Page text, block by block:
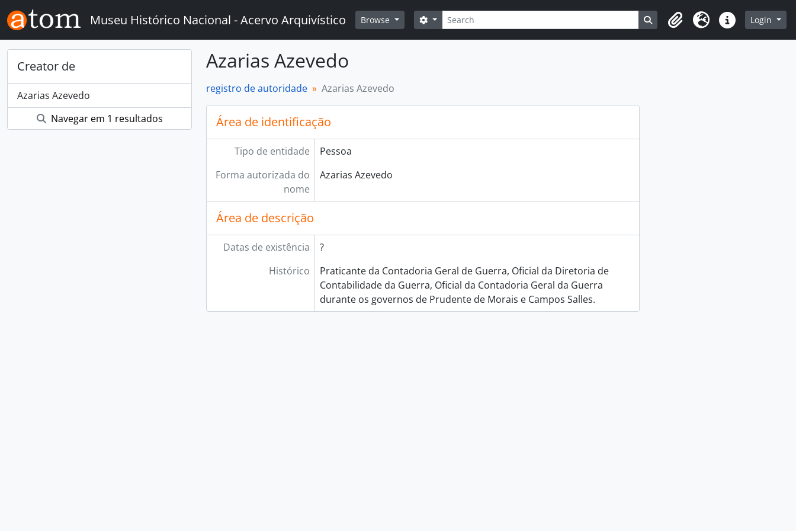
Skip to main content
Museu Histórico Nacional - Acervo Arquivístico Browse Buscar
Opções de busca Busque na página de navegação
Clipboard
Idioma Atalhos Login
Creator de
Azarias Azevedo
Navegar em 1 resultados
Azarias Azevedo
registro de autoridade Azarias Azevedo
Área de identificação
Tipo de entidade
Pessoa
Forma autorizada do
nome
Azarias Azevedo
Área de descrição
Datas de existência
?
Histórico
Praticante da Contadoria Geral de Guerra, Oficial da Diretoria de
Contabilidade da Guerra, Oficial da Contadoria Geral da Guerra
durante os governos de Prudente de Morais e Campos Salles.